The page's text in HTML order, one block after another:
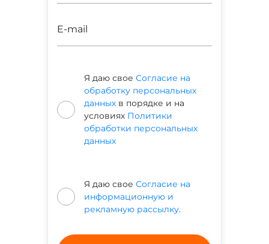
Я даю свое Согласие на
обработку персональных
данных в порядке и на
условиях Политики
обработки персональных
данных
Я даю свое Согласие на
информационную и
рекламную рассылку.